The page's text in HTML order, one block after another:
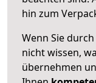
hin zum
Wenn Sie
nicht wissen,
übernehmen